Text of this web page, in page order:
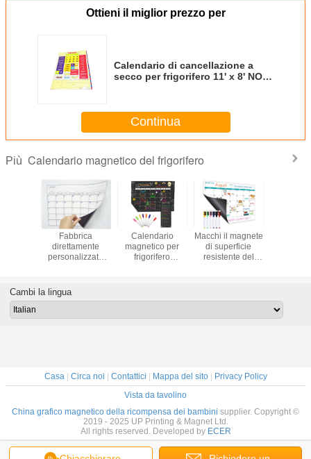
Ottieni il miglior prezzo per
Calendario di cancellazione a
secco per frigorifero 11' x 8' NO
Continua
Più Calendario magnetico del frigorifero
-
alle
e facile
Fabbrica
direttamente
personalizzato
magnetico
l'apprendimento
Calendario
magnetico per
frigorifero
Macchi il magnete
di superficie
resistente del
Cambi la lingua
Casa | Circa noi | Contattici | Mappa del sito| Privacy Policy
Vista da tavolino
China grafico magnetico della ricompensa dei bambini supplier. Copyright ©
2019 - 2025 UP Printing & Magnet Ltd.
All rights reserved. Developed by ECER